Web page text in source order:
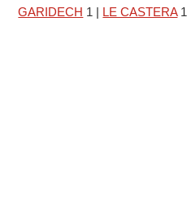
GARIDECH 1 | LE CASTERA1